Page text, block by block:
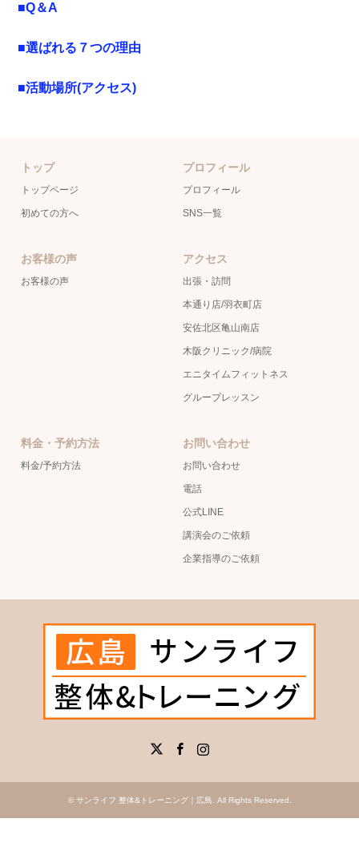
■Q＆A
■選ばれる７つの理由
■活動場所(アクセス)
トップ
トップページ
初めての方へ
プロフィール
プロフィール
SNS一覧
お客様の声
お客様の声
アクセス
出張・訪問
本通り店/羽衣町店
安佐北区亀山南店
木阪クリニック/病院
エニタイムフィットネス
グループレッスン
料金・予約方法
料金/予約方法
お問い合わせ
お問い合わせ
電話
公式LINE
講演会のご依頼
企業指導のご依頼
© サンライフ 整体&トレーニング｜広島. All Rights Reserved.